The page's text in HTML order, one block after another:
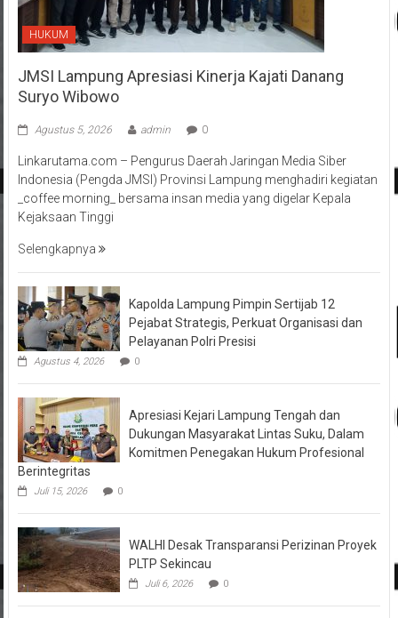
HUKUM
JMSI Lampung Apresiasi Kinerja Kajati Danang
Suryo Wibowo
Agustus 5, 2026 admin 0
Linkarutama.com – Pengurus Daerah Jaringan Media Siber
Indonesia (Pengda JMSI) Provinsi Lampung menghadiri kegiatan
_coffee morning_ bersama insan media yang digelar Kepala
Kejaksaan Tinggi
Selengkapnya
Kapolda Lampung Pimpin Sertijab 12
Pejabat Strategis, Perkuat Organisasi dan
Pelayanan Polri Presisi
Agustus 4, 2026 0
Apresiasi Kejari Lampung Tengah dan
Dukungan Masyarakat Lintas Suku, Dalam
Komitmen Penegakan Hukum Profesional
Berintegritas
Juli 15, 2026 0
WALHI Desak Transparansi Perizinan Proyek
PLTP Sekincau
Juli 6, 2026 0